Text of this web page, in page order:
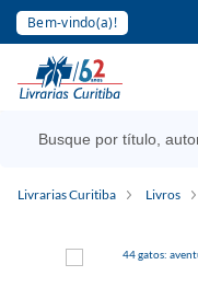
Bem-vindo(a)!
Livrarias Curitiba Livros